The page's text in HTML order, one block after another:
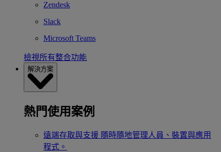
Zendesk
Slack
Microsoft Teams
檢視所有整合功能
解決方案
熱門使用案例
遠端存取與支援 隨時隨地管理人員、裝置與應用
程式。